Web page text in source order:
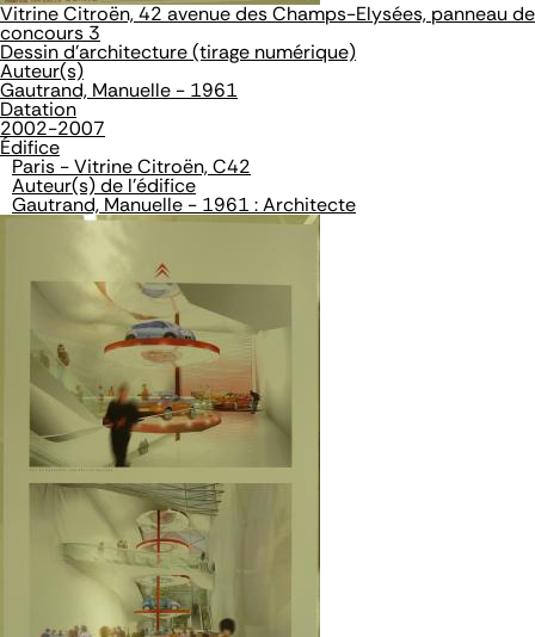
Vitrine Citroën, 42 avenue des Champs-Elysées, panneau de
concours 3
Dessin d'architecture (tirage numérique)
Auteur(s)
Gautrand, Manuelle - 1961
Datation
2002-2007
Édifice
Paris - Vitrine Citroën, C42
Auteur(s) de l'édifice
Gautrand, Manuelle - 1961 : Architecte